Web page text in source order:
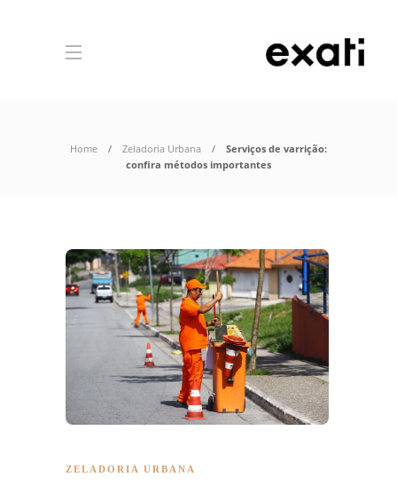
Home Zeladoria Urbana
Serviços de varrição:
confira métodos importantes
ZELADORIA URBANA